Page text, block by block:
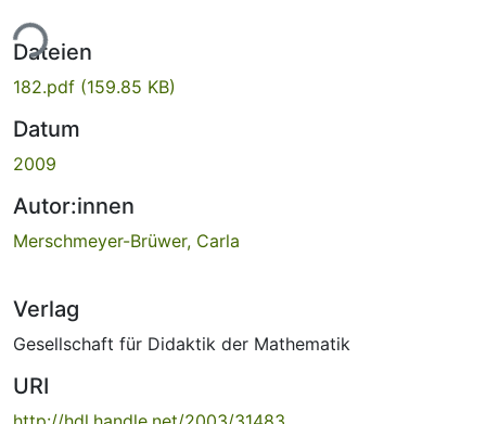
Dateien
182.pdf (159.85 KB)
Datum
2009
Autor:innen
Merschmeyer-Brüwer, Carla
Verlag
Gesellschaft für Didaktik der Mathematik
URI